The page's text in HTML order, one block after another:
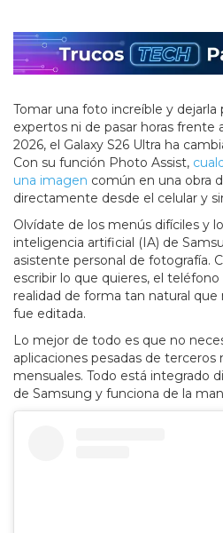
Tomar una foto increíble y
expertos ni de pasar horas frente
2026, el Galaxy S26 Ultra ha
Con su función Photo Assist,
una imagen común en una obra
directamente desde el celular y
Olvídate de los menús difíciles y
inteligencia artificial (IA) de
asistente personal de fotografía.
escribir lo que quieres, el
realidad de forma tan natural
fue editada.
Lo mejor de todo es que no
aplicaciones pesadas de terceros
mensuales. Todo está integrado
de Samsung y funciona de la